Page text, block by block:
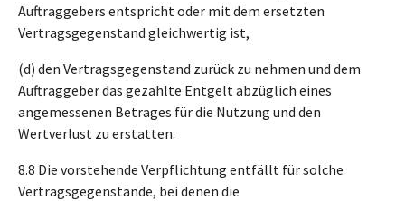
Auftraggebers entspricht oder mit dem ersetzten
Vertragsgegenstand gleichwertig ist,
(d) den Vertragsgegenstand zurück zu nehmen und dem
Auftraggeber das gezahlte Entgelt abzüglich eines
angemessenen Betrages für die Nutzung und den
Wertverlust zu erstatten.
8.8 Die vorstehende Verpflichtung entfällt für solche
Vertragsgegenstände, bei denen die